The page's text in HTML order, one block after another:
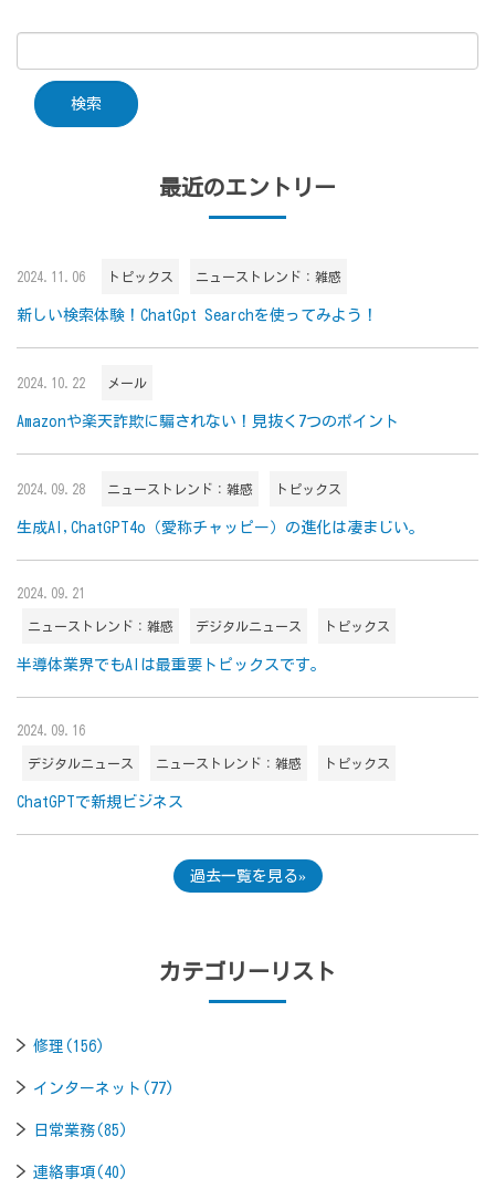
最近のエントリー
2024.11.06 トピックス ニューストレンド：雑感
新しい検索体験！ChatGpt Searchを使ってみよう！
2024.10.22 メール
Amazonや楽天詐欺に騙されない！見抜く7つのポイント
2024.09.28 ニューストレンド：雑感 トピックス
生成AI,ChatGPT4o（愛称チャッピー）の進化は凄まじい。
2024.09.21
ニューストレンド：雑感 デジタルニュース トピックス
半導体業界でもAIは最重要トピックスです。
2024.09.16
デジタルニュース ニューストレンド：雑感 トピックス
ChatGPTで新規ビジネス
過去一覧を見る
カテゴリーリスト
修理(156)
インターネット(77)
日常業務(85)
連絡事項(40)